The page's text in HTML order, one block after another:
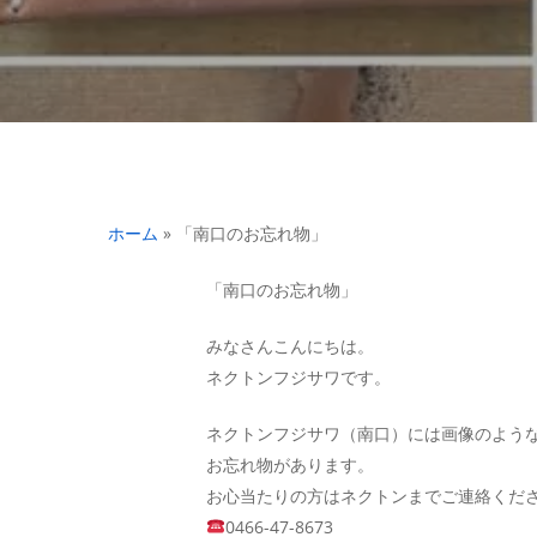
ホーム » 「南口のお忘れ物」
「南口のお忘れ物」
みなさんこんにちは。
ネクトンフジサワです。
ネクトンフジサワ（南口）には画像のよう
お忘れ物があります。
お心当たりの方はネクトンまでご連絡くださ
0466-47-8673